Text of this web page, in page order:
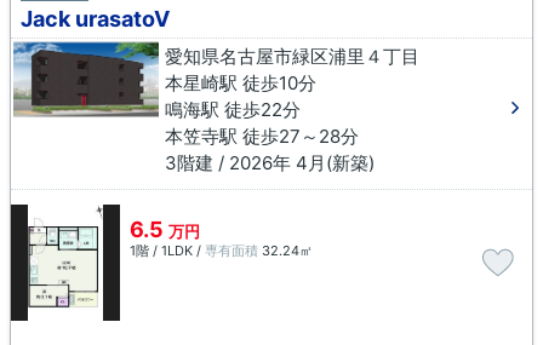
Jack urasatoⅤ
愛知県名古屋市緑区浦里４丁目
本星崎駅 徒歩10分
鳴海駅 徒歩22分
本笠寺駅 徒歩27～28分
3階建 / 2026年 4月(新築)
6.5 万円
1階 / 1LDK / 専有面積 32.24㎡